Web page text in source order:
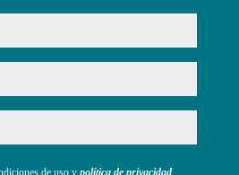
de uso y política de privacidad